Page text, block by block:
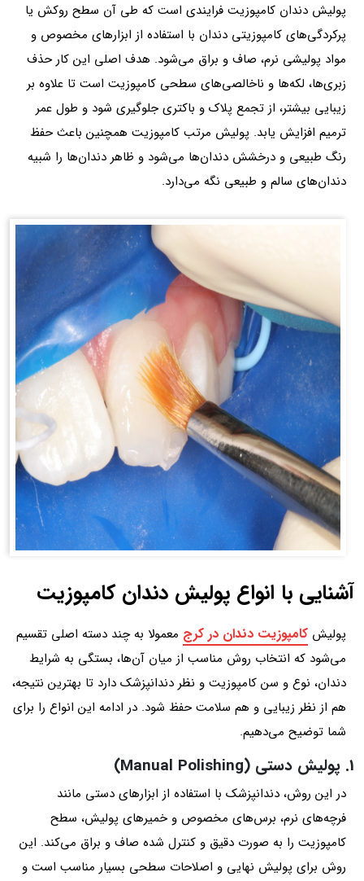
پولیش دندان کامپوزیت فرایندی است که طی آن سطح روکش یا
پرکردگی‌های کامپوزیتی دندان با استفاده از ابزارهای مخصوص و
مواد پولیشی نرم، صاف و براق می‌شود. هدف اصلی این کار حذف
زبری‌ها، لکه‌ها و ناخالصی‌های سطحی کامپوزیت است تا علاوه بر
زیبایی بیشتر، از تجمع پلاک و باکتری جلوگیری شود و طول عمر
ترمیم افزایش یابد. پولیش مرتب کامپوزیت همچنین باعث حفظ
رنگ طبیعی و درخشش دندان‌ها می‌شود و ظاهر دندان‌ها را شبیه
دندان‌های سالم و طبیعی نگه می‌دارد.
آشنایی با انواع پولیش دندان کامپوزیت
پولیش کامپوزیت دندان در کرج معمولا به چند دسته اصلی تقسیم
می‌شود که انتخاب روش مناسب از میان آن‌ها، بستگی به شرایط
دندان، نوع و سن کامپوزیت و نظر دندانپزشک دارد تا بهترین نتیجه،
هم از نظر زیبایی و هم سلامت حفظ شود. در ادامه این انواع را برای
شما توضیح می‌دهیم.
1. پولیش دستی (Manual Polishing)
در این روش، دندانپزشک با استفاده از ابزارهای دستی مانند
فرچه‌های نرم، برس‌های مخصوص و خمیرهای پولیش، سطح
کامپوزیت را به صورت دقیق و کنترل شده صاف و براق می‌کند. این
روش برای پولیش نهایی و اصلاحات سطحی بسیار مناسب است و